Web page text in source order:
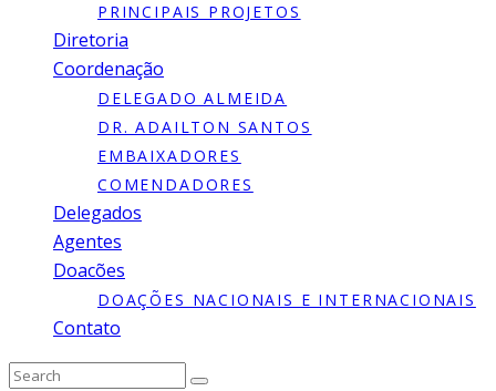
PRINCIPAIS PROJETOS
Diretoria
Coordenação
DELEGADO ALMEIDA
DR. ADAILTON SANTOS
EMBAIXADORES
COMENDADORES
Delegados
Agentes
Doacões
DOAÇÕES NACIONAIS E INTERNACIONAIS
Contato